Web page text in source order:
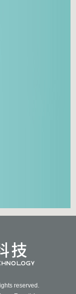
reserved.